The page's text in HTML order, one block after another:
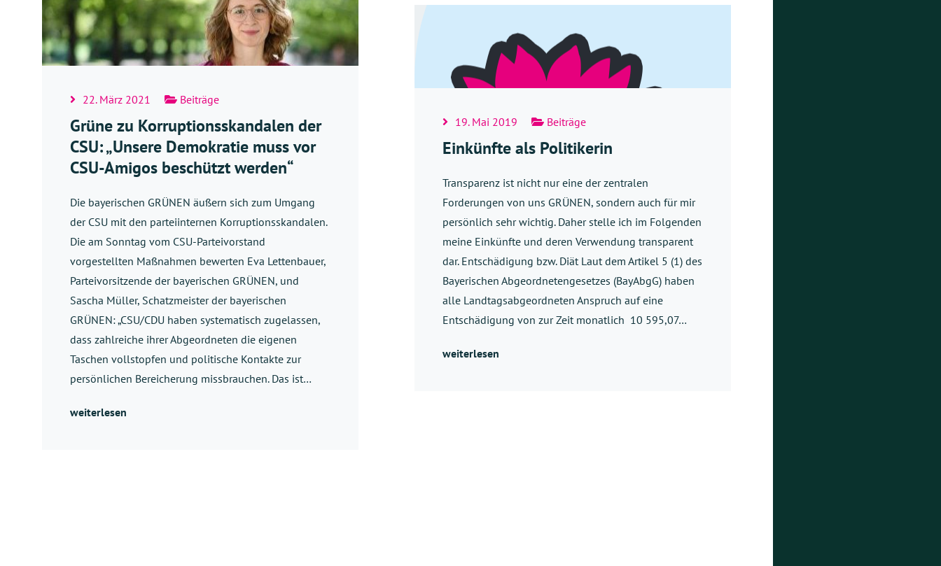
22. März 2021 Beiträge
Grüne zu Korruptionsskandalen der
CSU: „Unsere Demokratie muss vor
CSU-Amigos beschützt werden“
Die bayerischen GRÜNEN äußern sich zum Umgang
der CSU mit den parteiinternen Korruptionsskandalen.
Die am Sonntag vom CSU-Parteivorstand
vorgestellten Maßnahmen bewerten Eva Lettenbauer,
Parteivorsitzende der bayerischen GRÜNEN, und
Sascha Müller, Schatzmeister der bayerischen
GRÜNEN: „CSU/CDU haben systematisch zugelassen,
dass zahlreiche ihrer Abgeordneten die eigenen
Taschen vollstopfen und politische Kontakte zur
persönlichen Bereicherung missbrauchen. Das ist…
weiterlesen
19. Mai 2019 Beiträge
Einkünfte als Politikerin
Transparenz ist nicht nur eine der zentralen
Forderungen von uns GRÜNEN, sondern auch für mir
persönlich sehr wichtig. Daher stelle ich im Folgenden
meine Einkünfte und deren Verwendung transparent
dar. Entschädigung bzw. Diät Laut dem Artikel 5 (1) des
Bayerischen Abgeordnetengesetzes (BayAbgG) haben
alle Landtagsabgeordneten Anspruch auf eine
Entschädigung von zur Zeit monatlich 10 595,07…
weiterlesen